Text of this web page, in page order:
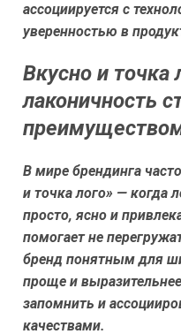
ассоциируется с
уверенностью в
Вкусно и точка
лаконичность
В мире брендинга
и точка лого» — когда
просто, ясно и
помогает не
бренд понятным для
проще и
запомнить и
качествами.